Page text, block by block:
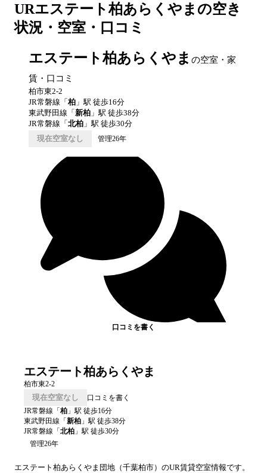
URエステート柏あらくやま の空き
状況・空室・口コミ
エステート柏あらくやま の空室・家
賃・口コミ
柏市東2-2
JR常磐線 「 柏 」駅 徒歩16分
東武野田線 「 新柏 」駅 徒歩38分
JR常磐線 「 北柏 」駅 徒歩30分
現在空室なし
管理26年
口コミを書く
エステート柏あらくやま
柏市東2-2
現在空室なし
口コミを書く
JR常磐線 「 柏 」駅 徒歩16分
東武野田線 「 新柏 」駅 徒歩38分
JR常磐線 「 北柏 」駅 徒歩30分
管理26年
エステート柏あらくやま 団地（千葉柏市）のUR賃貸空室情報です。